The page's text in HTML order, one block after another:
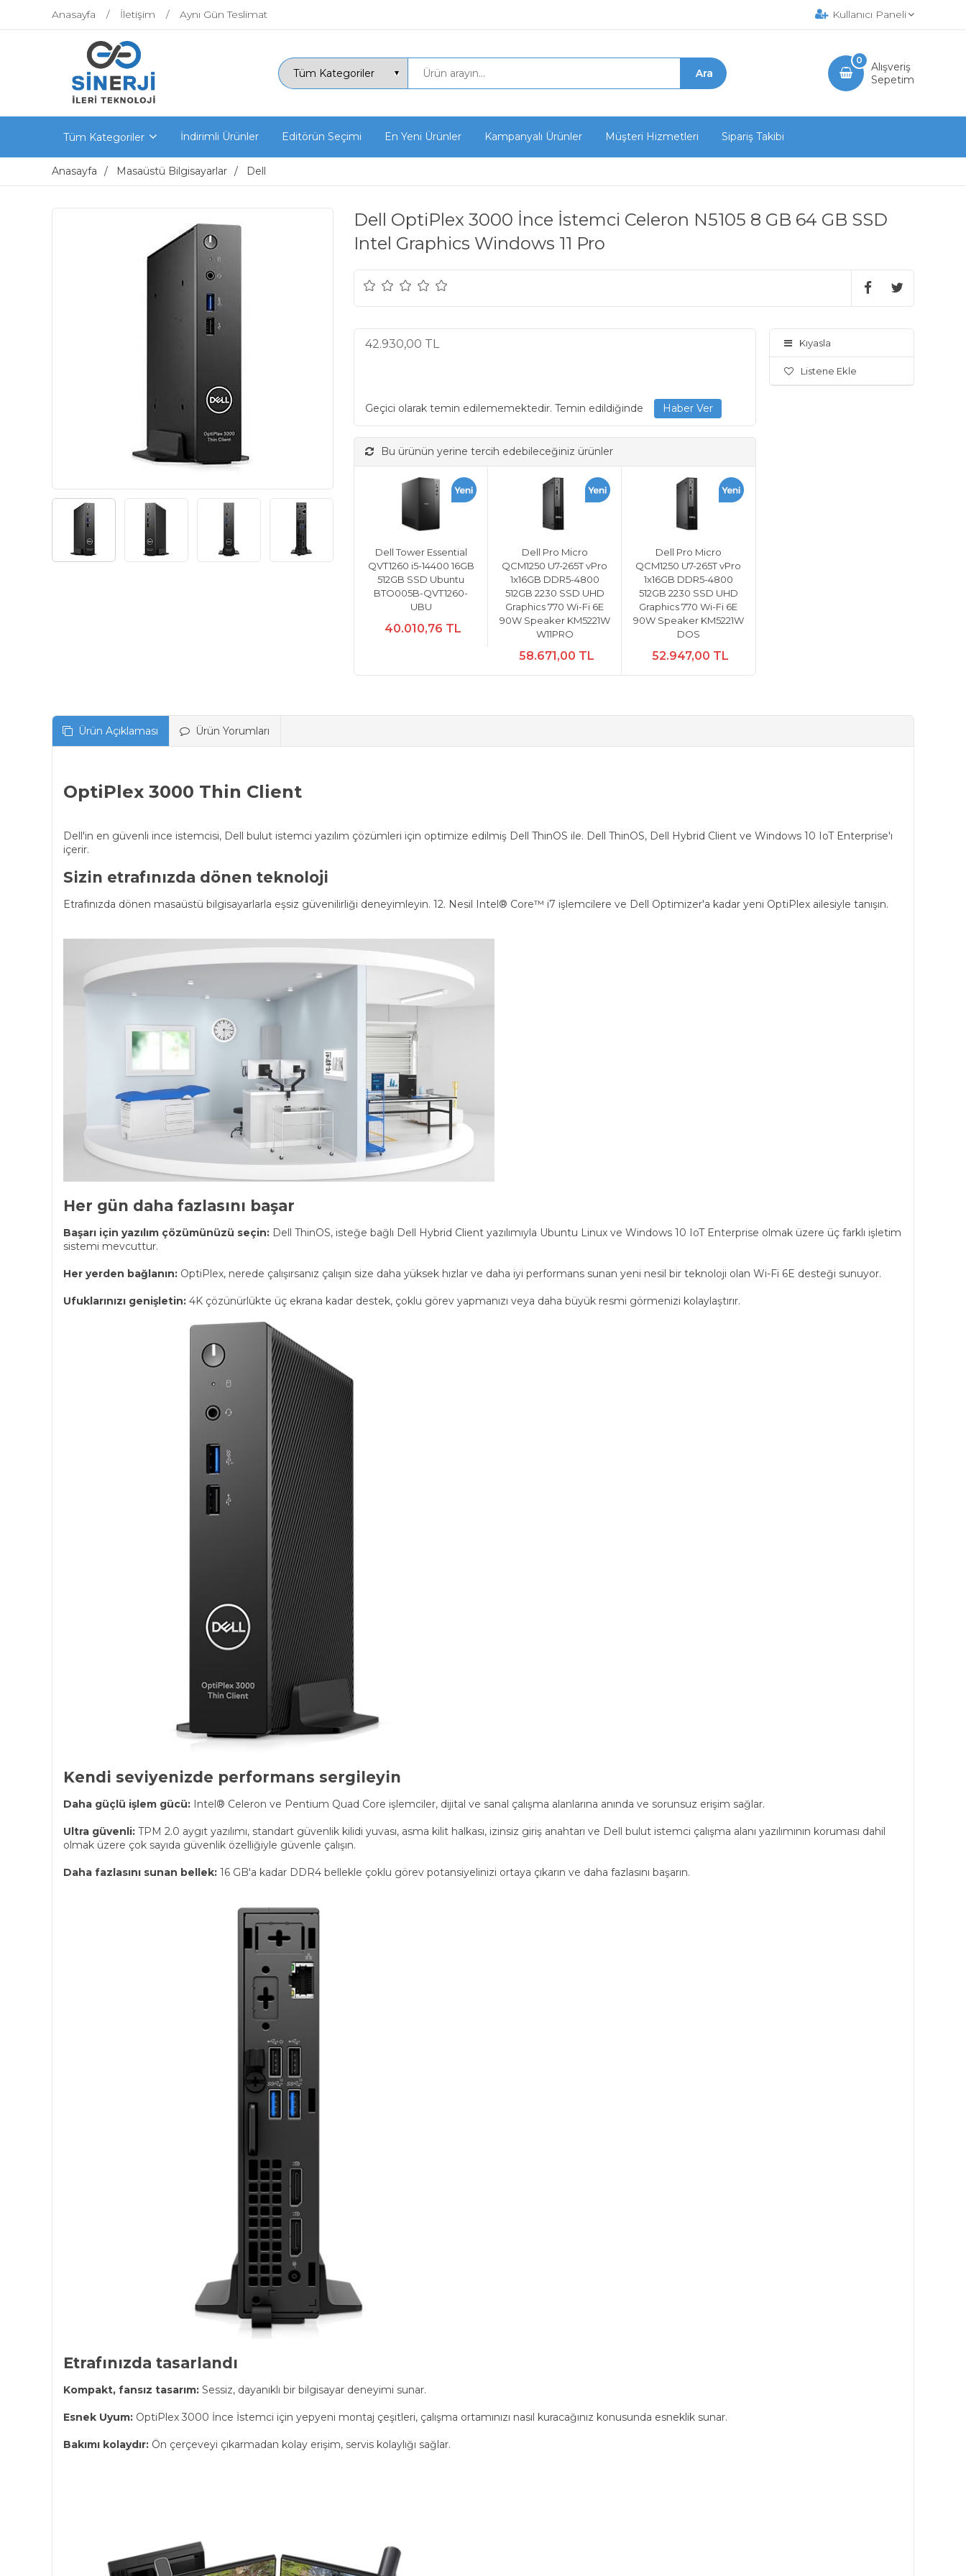
Anasayfa İletişim Aynı Gün Teslimat Kullanıcı Paneli
Alışveriş
Sepetim
0
Tüm Kategoriler İndirimli Ürünler Editörün Seçimi En Yeni Ürünler Kampanyalı Ürünler Müşteri Hizmetleri Sipariş Takibi
Anasayfa Masaüstü Bilgisayarlar Dell
Dell OptiPlex 3000 İnce İstemci Celeron N5105 8 GB 64 GB SSD
Intel Graphics Windows 11 Pro
42.930,00 TL
Geçici olarak temin edilememektedir. Temin edildiğinde
Bu ürünün yerine tercih edebileceğiniz ürünler
Dell Tower Essential
QVT1260 i5-14400 16GB
512GB SSD Ubuntu
BTO005B-QVT1260-
UBU
40.010,76 TL
Dell Pro Micro
QCM1250 U7-265T vPro
1x16GB DDR5-4800
512GB 2230 SSD UHD
Graphics 770 Wi-Fi 6E
90W Speaker KM5221W
W11PRO
58.671,00 TL
Dell Pro Micro
QCM1250 U7-265T vPro
1x16GB DDR5-4800
512GB 2230 SSD UHD
Graphics 770 Wi-Fi 6E
90W Speaker KM5221W
DOS
52.947,00 TL
Kıyasla
Listene Ekle
Ürün Açıklaması Ürün Yorumları
OptiPlex 3000 Thin Client
Dell'in en güvenli ince istemcisi, Dell bulut istemci yazılım çözümleri için optimize edilmiş Dell ThinOS ile. Dell ThinOS, Dell Hybrid Client ve Windows 10 IoT Enterprise'ı
içerir.
Sizin etrafınızda dönen teknoloji
Etrafınızda dönen masaüstü bilgisayarlarla eşsiz güvenilirliği deneyimleyin. 12. Nesil Intel® Core™ i7 işlemcilere ve Dell Optimizer'a kadar yeni OptiPlex ailesiyle tanışın.
Her gün daha fazlasını başar
Başarı için yazılım çözümünüzü seçin: Dell ThinOS, isteğe bağlı Dell Hybrid Client yazılımıyla Ubuntu Linux ve Windows 10 IoT Enterprise olmak üzere üç farklı işletim
sistemi mevcuttur.
Her yerden bağlanın: OptiPlex, nerede çalışırsanız çalışın size daha yüksek hızlar ve daha iyi performans sunan yeni nesil bir teknoloji olan Wi-Fi 6E desteği sunuyor.
Ufuklarınızı genişletin: 4K çözünürlükte üç ekrana kadar destek, çoklu görev yapmanızı veya daha büyük resmi görmenizi kolaylaştırır.
Kendi seviyenizde performans sergileyin
Daha güçlü işlem gücü: Intel® Celeron ve Pentium Quad Core işlemciler, dijital ve sanal çalışma alanlarına anında ve sorunsuz erişim sağlar.
Ultra güvenli: TPM 2.0 aygıt yazılımı, standart güvenlik kilidi yuvası, asma kilit halkası, izinsiz giriş anahtarı ve Dell bulut istemci çalışma alanı yazılımının koruması dahil
olmak üzere çok sayıda güvenlik özelliğiyle güvenle çalışın.
Daha fazlasını sunan bellek: 16 GB'a kadar DDR4 bellekle çoklu görev potansiyelinizi ortaya çıkarın ve daha fazlasını başarın.
Etrafınızda tasarlandı
Kompakt, fansız tasarım: Sessiz, dayanıklı bir bilgisayar deneyimi sunar.
Esnek Uyum: OptiPlex 3000 İnce İstemci için yepyeni montaj çeşitleri, çalışma ortamınızı nasıl kuracağınız konusunda esneklik sunar.
Bakımı kolaydır: Ön çerçeveyi çıkarmadan kolay erişim, servis kolaylığı sağlar.